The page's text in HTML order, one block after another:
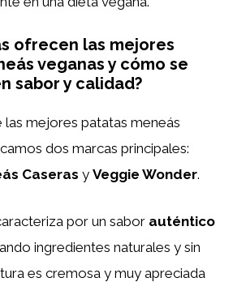
ofrecen las mejores
veganas y cómo se
sabor y calidad?
las mejores patatas meneás
dos marcas principales:
Caseras y Veggie Wonder.
por un sabor auténtico
ingredientes naturales y sin
es cremosa y muy apreciada